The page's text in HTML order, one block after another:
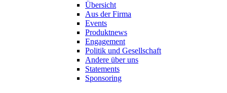
Übersicht
Aus der Firma
Events
Produktnews
Engagement
Politik und Gesellschaft
Andere über uns
Statements
Sponsoring